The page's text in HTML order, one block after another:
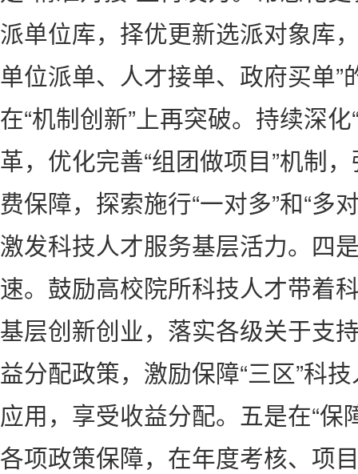
派单位库，择优更新选派对象库
单位派单、人才接单、政府买单”
在“机制创新”上再突破。持续深
革，优化完善“组团做项目”机制
费保障，探索施行“一对多”和“多
激发科技人才服务基层活力。四
速。鼓励高校院所科技人才带着
基层创新创业，落实各级关于支
益分配政策，激励保障“三区”科
应用，享受收益分配。五是在“保
各项政策保障，在年度考核、项